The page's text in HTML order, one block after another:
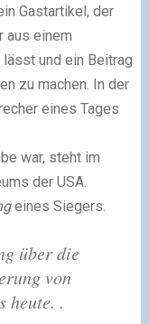
Gastartikel, der
aus einem
und ein Beitrag
zu machen. In der
eines Tages
war, steht im
der USA.
eines Siegers.
über die
von
heute. .